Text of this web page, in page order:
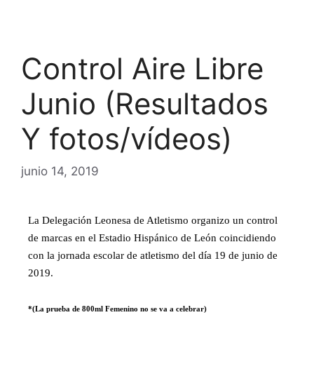
Control Aire Libre
Junio (Resultados
Y fotos/vídeos)
junio 14, 2019
La Delegación Leonesa de Atletismo organizo un control
de marcas en el Estadio Hispánico de León coincidiendo
con la jornada escolar de atletismo del día 19 de junio de
2019.
*(La prueba de 800ml Femenino no se va a celebrar)